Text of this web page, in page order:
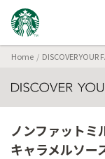
Home DISCOVER YOUR
ノンファット
キャラメルソー